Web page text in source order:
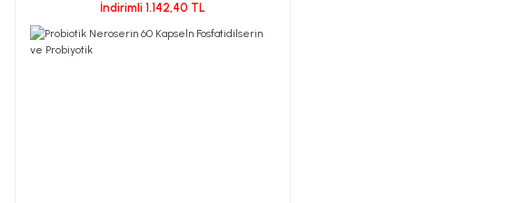
İndirimli 1.142,40 TL